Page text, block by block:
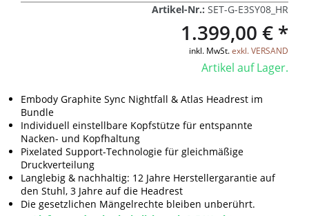
Artikel-Nr.: SET-G-E3SY08_HR
1.399,00 € *
inkl. MwSt.exkl. VERSAND
Artikel auf Lager.
Embody Graphite Sync Nightfall & Atlas Headrest im
Bundle
Individuell einstellbare Kopfstütze für entspannte
Nacken- und Kopfhaltung
Pixelated Support-Technologie für gleichmäßige
Druckverteilung
Langlebig & nachhaltig: 12 Jahre Herstellergarantie auf
den Stuhl, 3 Jahre auf die Headrest
Die gesetzlichen Mängelrechte bleiben unberührt.